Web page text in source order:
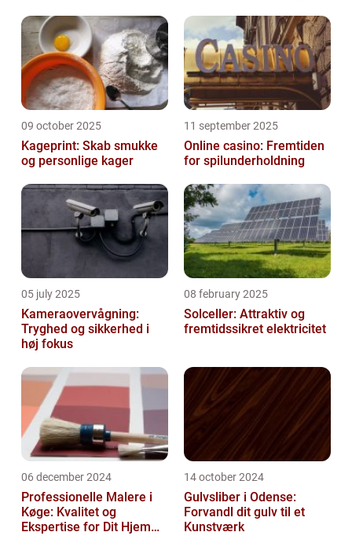
09 october 2025
Kageprint: Skab smukke
og personlige kager
11 september 2025
Online casino: Fremtiden
for spilunderholdning
05 july 2025
Kameraovervågning:
Tryghed og sikkerhed i
høj fokus
08 february 2025
Solceller: Attraktiv og
fremtidssikret elektricitet
06 december 2024
Professionelle Malere i
Køge: Kvalitet og
Ekspertise for Dit Hjem
14 october 2024
Gulvsliber i Odense:
Forvandl dit gulv til et
Kunstværk